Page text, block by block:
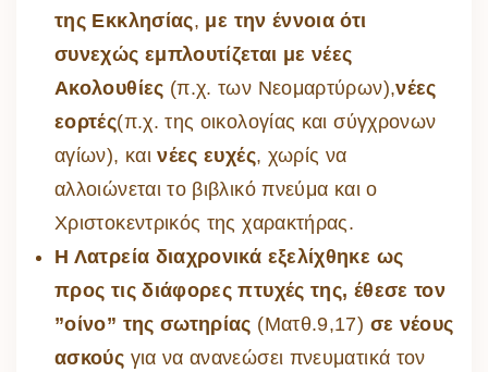
της Εκκλησίας, με την έννοια ότι
συνεχώς εμπλουτίζεται με νέες
Ακολουθίες (π.χ. των Νεομαρτύρων),νέες
εορτές(π.χ. της οικολογίας και σύγχρονων
αγίων), καινέες ευχές, χωρίς να
αλλοιώνεται το βιβλικό πνεύμα και ο
Χριστοκεντρικός της χαρακτήρας.
Η Λατρεία διαχρονικά εξελίχθηκε ως
προς τις διάφορες πτυχές της, έθεσε τον
”οίνο” της σωτηρίας (Ματθ.9,17) σε νέους
ασκούς για να ανανεώσει πνευματικά τον